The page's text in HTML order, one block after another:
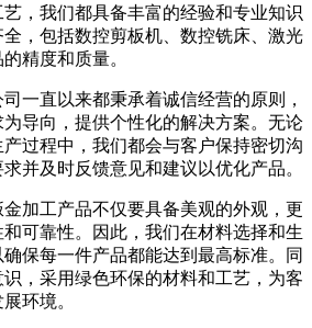
，我们都具备丰富的经验和专业知识
，包括数控剪板机、数控铣床、激光
精度和质量。
一直以来都秉承着诚信经营的原则，
导向，提供个性化的解决方案。无论
过程中，我们都会与客户保持密切沟
并及时反馈意见和建议以优化产品。
加工产品不仅要具备美观的外观，更
可靠性。因此，我们在材料选择和生
保每一件产品都能达到最高标准。同
，采用绿色环保的材料和工艺，为客
环境。